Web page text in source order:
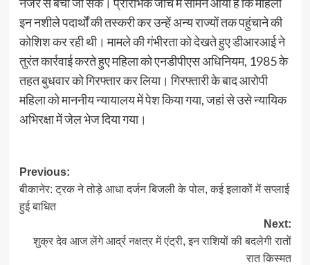
इन नशीले पदार्थों की तस्करी कर उन्हें अन्य राज्यों तक पहुंचाने की
कोशिश कर रही थी। मामले की गंभीरता को देखते हुए डीआरआई ने
तुरंत कार्रवाई करते हुए महिला को एनडीपीएस अधिनियम, 1985 के
तहत बुधवार को गिरफ्तार कर लिया। गिरफ्तारी के बाद आरोपी
महिला को माननीय न्यायालय में पेश किया गया, जहां से उसे न्यायिक
अभिरक्षा में जेल भेज दिया गया।
Post
navigation
Previous:
बीकानेर: ट्रक ने तोड़े आधा दर्जन बिजली के पोल, कई इलाकों में सप्लाई
हुई बाधित
Next:
शुक्र देव आज लेंगे आर्द्र नक्षत्र में एंट्री, इन राशियों की बदलेगी रातों
रात किस्मत